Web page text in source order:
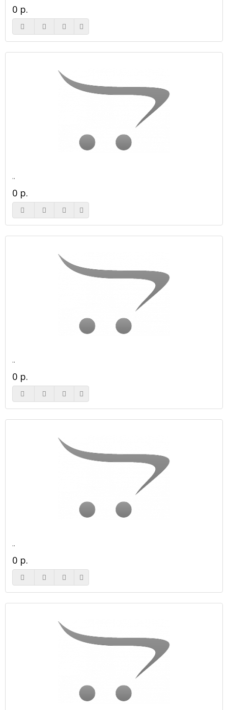
0 р.
..
0 р.
..
0 р.
..
0 р.